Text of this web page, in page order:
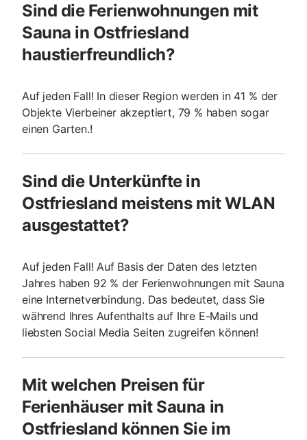
Sind die Ferienwohnungen mit
Sauna in Ostfriesland
haustierfreundlich?
Auf jeden Fall! In dieser Region werden in 41 % der
Objekte Vierbeiner akzeptiert, 79 % haben sogar
einen Garten.!
Sind die Unterkünfte in
Ostfriesland meistens mit WLAN
ausgestattet?
Auf jeden Fall! Auf Basis der Daten des letzten
Jahres haben 92 % der Ferienwohnungen mit Sauna
eine Internetverbindung. Das bedeutet, dass Sie
während Ihres Aufenthalts auf Ihre E-Mails und
liebsten Social Media Seiten zugreifen können!
Mit welchen Preisen für
Ferienhäuser mit Sauna in
Ostfriesland können Sie im